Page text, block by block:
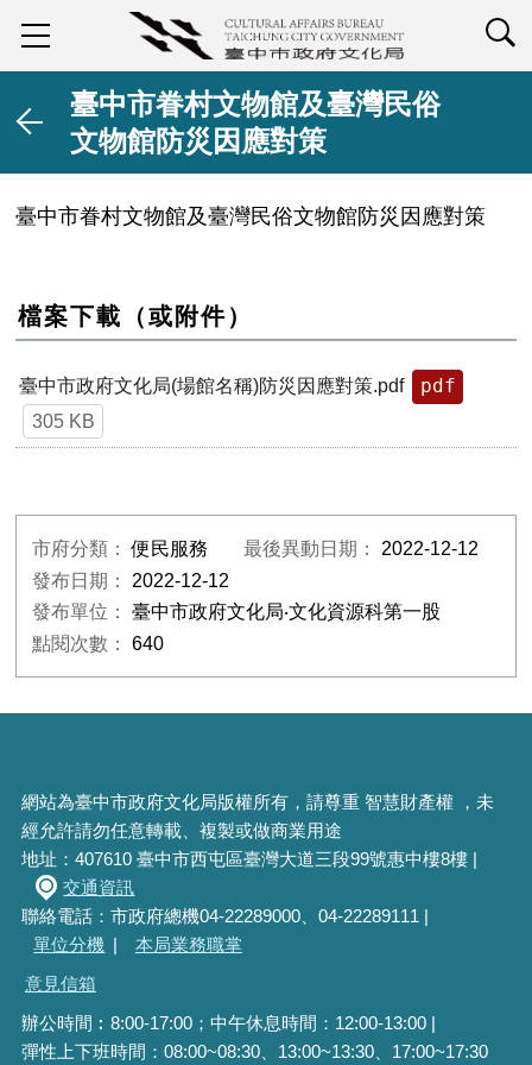
臺中市眷村文物館及臺灣民俗
文物館防災因應對策
臺中市眷村文物館及臺灣民俗文物館防災因應對策
檔案下載（或附件）
臺中市政府文化局(場館名稱)防災因應對策.pdf pdf
305 KB
市府分類：便民服務 最後異動日期： 2022-12-12
發布日期： 2022-12-12
發布單位：臺中市政府文化局‧文化資源科第一股
點閱次數：640
網站為臺中市政府文化局版權所有，請尊重 智慧財產權 ，未
經允許請勿任意轉載、複製或做商業用途
地址：407610 臺中市西屯區臺灣大道三段99號惠中樓8樓 |
交通資訊
聯絡電話：市政府總機04-22289000、04-22289111 |
單位分機 |
本局業務職掌
意見信箱
辦公時間︰8:00-17:00；中午休息時間：12:00-13:00 |
彈性上下班時間：08:00~08:30、13:00~13:30、17:00~17:30